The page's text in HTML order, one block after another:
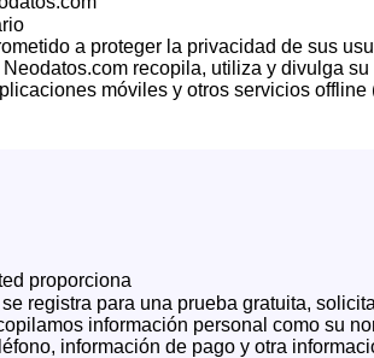
a proteger la privacidad de sus
recopila, utiliza y divulga
móviles y otros servicios
proporciona
registra para una prueba gratuita,
información personal como su
información de pago y otra